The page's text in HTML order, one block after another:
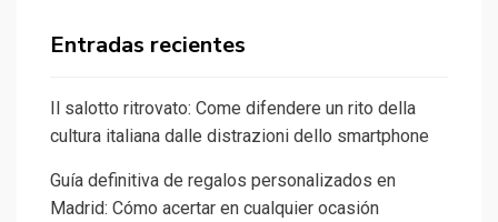
Entradas recientes
Il salotto ritrovato: Come difendere un rito della
cultura italiana dalle distrazioni dello smartphone
Guía definitiva de regalos personalizados en
Madrid: Cómo acertar en cualquier ocasión